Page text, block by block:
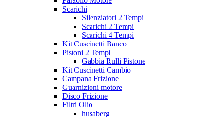
Scarichi
Silenziatori 2 Tempi
Scarichi 2 Tempi
Scarichi 4 Tempi
Kit Cuscinetti Banco
Pistoni 2 Tempi
Gabbia Rulli Pistone
Kit Cuscinetti Cambio
Campana Frizione
Guarnizioni motore
Disco Frizione
Filtri Olio
husaberg